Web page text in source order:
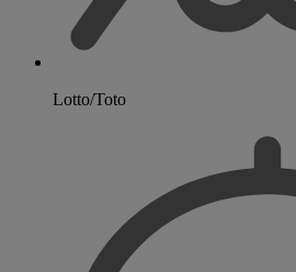
Lotto/Toto